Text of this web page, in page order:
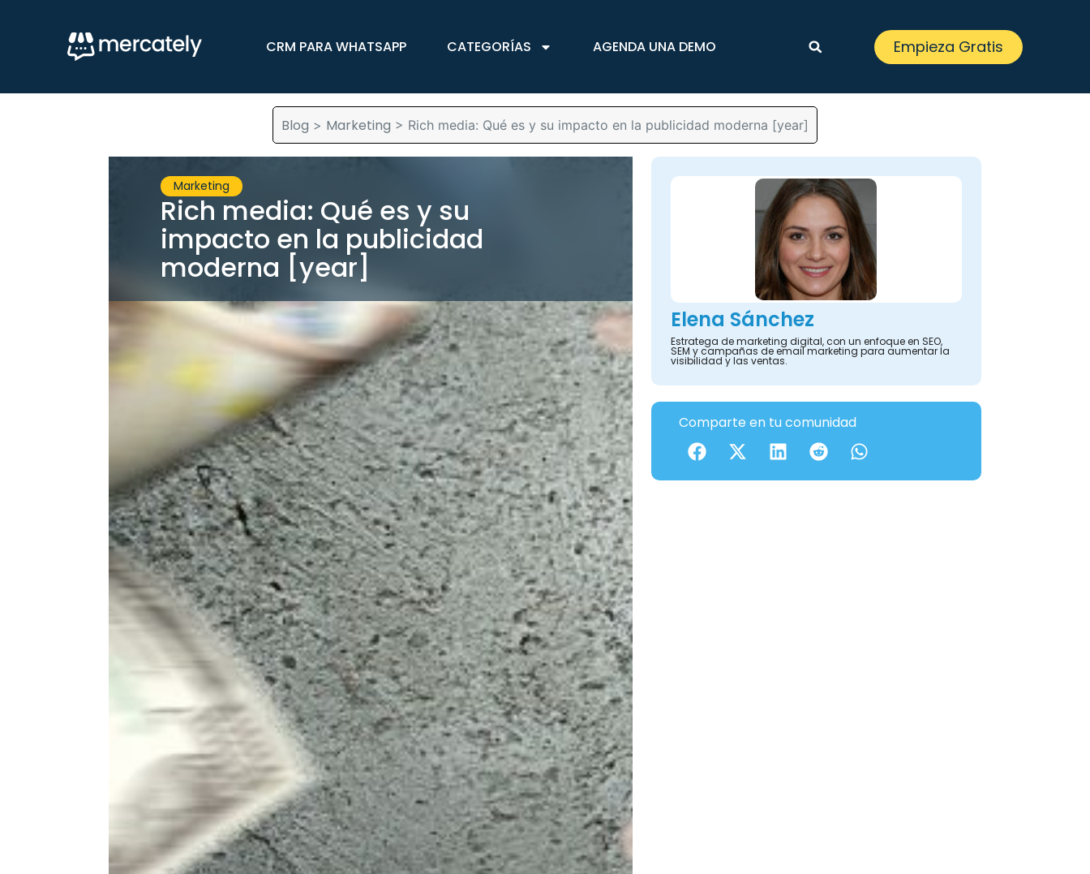
CRM PARA WHATSAPP CATEGORÍAS AGENDA UNA DEMO Empieza Gratis
Blog > Marketing > Rich media: Qué es y su impacto en la publicidad moderna [year]
Marketing
Rich media: Qué es y su
impacto en la publicidad
moderna [year]
Elena Sánchez
Estratega de marketing digital, con un enfoque en SEO,
SEM y campañas de email marketing para aumentar la
visibilidad y las ventas.
Comparte en tu comunidad